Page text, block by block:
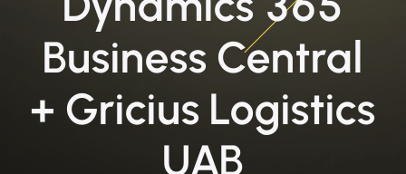
Business Central
+ Gricius Logistics
UAB